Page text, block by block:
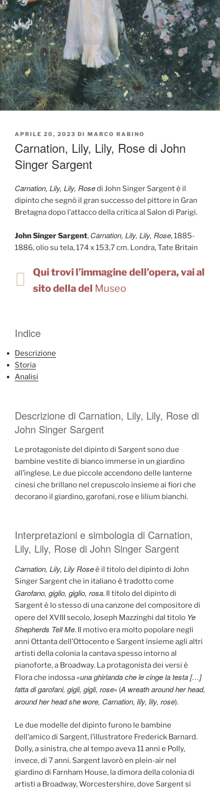
PUBBLICATO
APRILE 20, 2023 DI MARCO RABINO
Carnation, Lily, Lily, Rose di John
Singer Sargent
Carnation, Lily, Lily, Rosedi John Singer Sargent è il
dipinto che segnò il gran successo del pittore in Gran
Bretagna dopo l’attacco della critica al Salon di Parigi.
John Singer Sargent, Carnation, Lily, Lily, Rose, 1885-
1886, olio su tela, 174 x 153,7 cm. Londra, Tate Britain
Qui trovi l’immagine dell’opera, vai al
sito della del Museo
Indice
Descrizione
Storia
Analisi
Descrizione di Carnation, Lily, Lily, Rose di
John Singer Sargent
Le protagoniste del dipinto di Sargent sono due
bambine vestite di bianco immerse in un giardino
all’inglese. Le due piccole accendono delle lanterne
cinesi che brillano nel crepuscolo insieme ai fiori che
decorano il giardino, garofani, rose e lilium bianchi.
Interpretazioni e simbologia di Carnation,
Lily, Lily, Rose di John Singer Sargent
Carnation, Lily, Lily Roseè il titolo del dipinto di John
Singer Sargent che in italiano è tradotto come
Garofano, giglio, giglio, rosa. Il titolo del dipinto di
Sargent è lo stesso di una canzone del compositore di
opere del XVIII secolo, Joseph Mazzinghi dal titolo Ye
Shepherds Tell Me. Il motivo era molto popolare negli
anni Ottanta dell’Ottocento e Sargent insieme agli altri
artisti della colonia la cantava spesso intorno al
pianoforte, a Broadway. La protagonista dei versi è
Flora che indossa «una ghirlanda che le cinge la testa […]
fatta di garofani, gigli, gigli, rose» (A wreath around her head,
around her head she wore, Carnation, lily, lily, rose).
Le due modelle del dipinto furono le bambine
dell’amico di Sargent, l’illustratore Frederick Barnard.
Dolly, a sinistra, che al tempo aveva 11 anni e Polly,
invece, di 7 anni. Sargent lavorò en plein-air nel
giardino di Farnham House, la dimora della colonia di
artisti a Broadway, Worcestershire, dove Sargent si